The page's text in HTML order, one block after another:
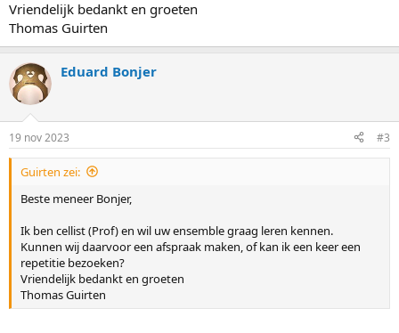
Vriendelijk bedankt en groeten
Thomas Guirten
Eduard Bonjer
19 nov 2023 #3
Guirten zei:
Beste meneer Bonjer,
Ik ben cellist (Prof) en wil uw ensemble graag leren kennen.
Kunnen wij daarvoor een afspraak maken, of kan ik een keer een
repetitie bezoeken?
Vriendelijk bedankt en groeten
Thomas Guirten